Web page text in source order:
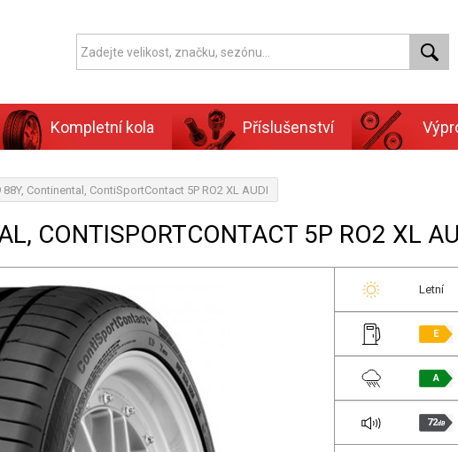
Kompletní kola Příslušenství
Continental, ContiSportContact 5P RO2 XL AUDI
CONTISPORTCONTACT 5P RO2 XL
Letní
E
A
72dB